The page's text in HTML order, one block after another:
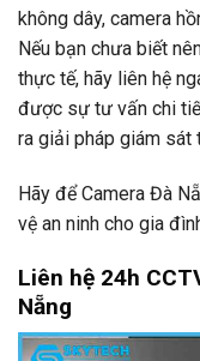
không dây, camera
Nếu bạn chưa biết
thực tế, hãy liên hệ
được sự tư vấn chi
ra giải pháp giám sát
Hãy để Camera Đà
vệ an ninh cho gia
Liên hệ 24h
Nẵng